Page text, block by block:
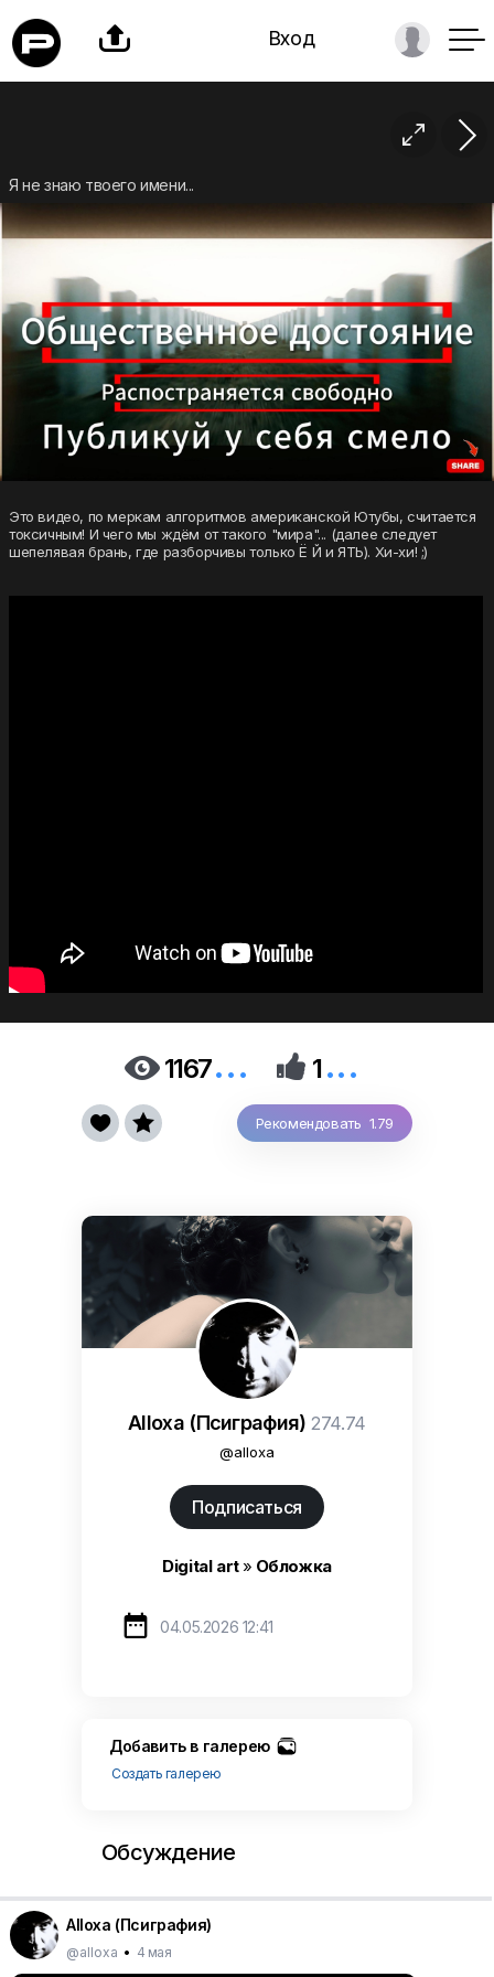
 Вход

Я не знаю твоего имени...
Это видео, по меркам алгоритмов американской Ютубы, считается
токсичным! И чего мы ждём от такого "мира"... (далее следует
шепелявая брань, где разборчивы только Ё Й и ЯТЬ). Хи-хи! ;)
 1167...  1...
Рекомендовать 1.79
 
Alloxa (Псиграфия) 274.74
@alloxa
Подписаться
Digital art» Обложка
 04.05.2026 12:41
Добавить в галерею
Создать галерею
Обсуждение
Alloxa (Псиграфия)
@alloxa • 4 мая